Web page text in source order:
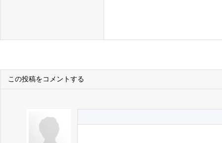
この投稿をコメントする